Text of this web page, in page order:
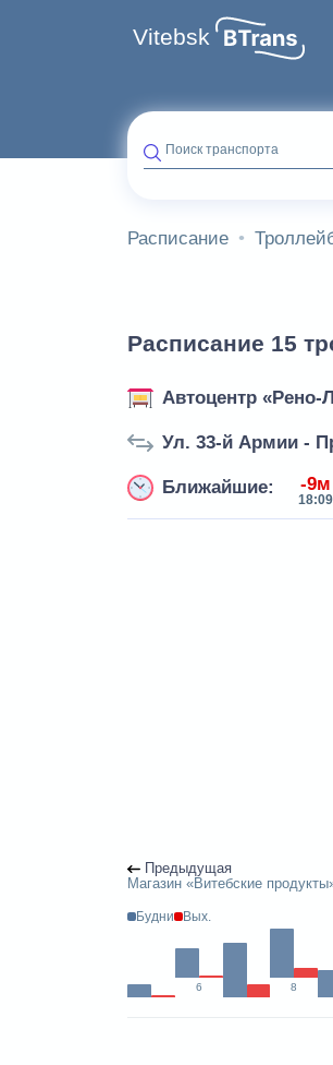
Vitebsk
Поиск транспорта
Расписание
Расписание 15
Автоцентр «Рено-
Ул. 33-й Армии -
Ближайшие: -9м
18:09
Предыдущая
Магазин «Витебские
Будни Вых.
6 8